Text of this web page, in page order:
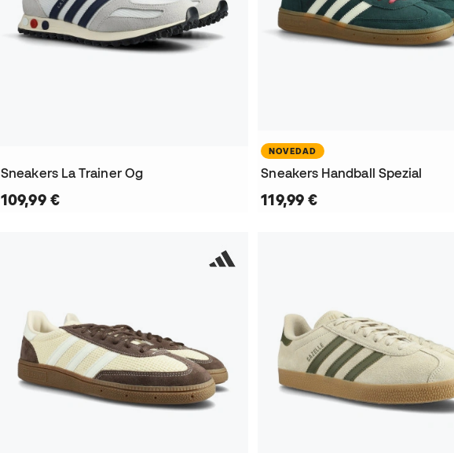
Sneakers La Trainer Og
109,99 €
NOVEDAD
Sneakers Handball Spezial
119,99 €